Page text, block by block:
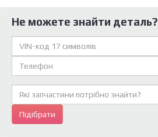
Не можете знайти деталь?
Підібрати